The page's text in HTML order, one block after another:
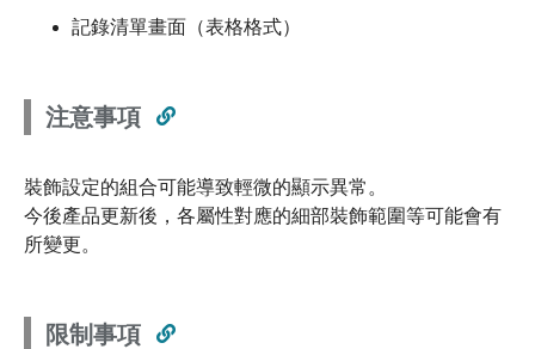
記錄清單畫面（表格格式）
注意事項
裝飾設定的組合可能導致輕微的顯示異常。
今後產品更新後，各屬性對應的細部裝飾範圍等可能會有
所變更。
限制事項